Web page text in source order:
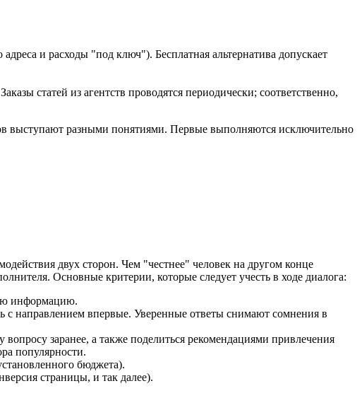
и расходы "под ключ"). Бесплатная альтернатива допускает
статей из агентств проводятся периодически; соответственно,
выступают разными понятиями. Первые выполняются исключительно
двух сторон. Чем "честнее" человек на другом конце
Основные критерии, которые следует учесть в ходе диалога:
информацию.
с направлением впервые. Уверенные ответы снимают сомнения в
заранее, а также поделиться рекомендациями привлечения
популярности.
бюджета).
страницы, и так далее).